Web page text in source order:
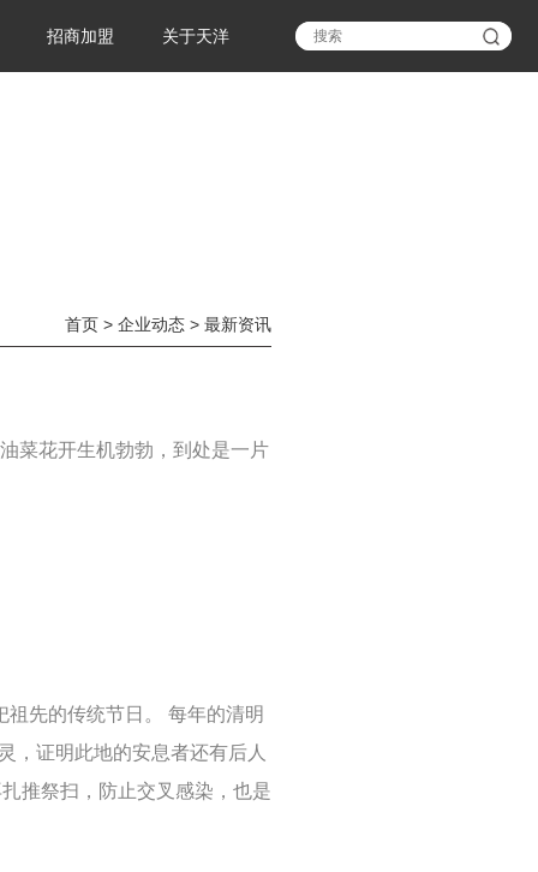
招商加盟 关于天洋
首页 > 企业动态 > 最新资讯
菜花开生机勃勃，到处是一片
祖先的传统节日。 每年的清明
，证明此地的安息者还有后人
推祭扫，防止交叉感染，也是